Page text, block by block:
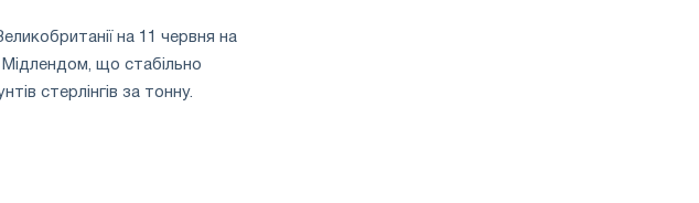
на 11 червня на
Мідлендом, що стабільно
стерлінгів за тонну.